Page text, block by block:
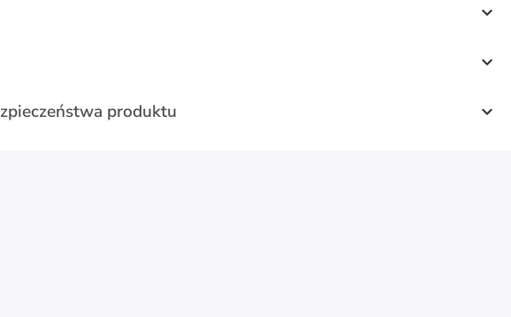
produktu